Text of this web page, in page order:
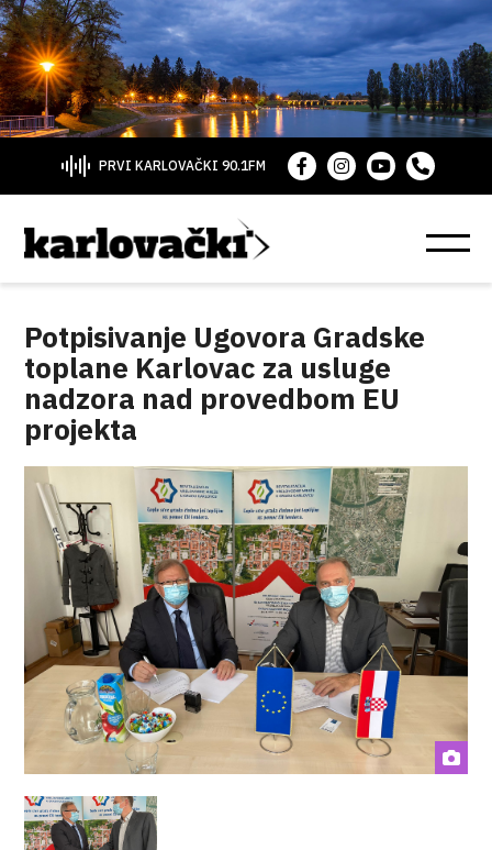
PRVI KARLOVAČKI 90.1FM
Potpisivanje Ugovora Gradske
toplane Karlovac za usluge
nadzora nad provedbom EU
projekta